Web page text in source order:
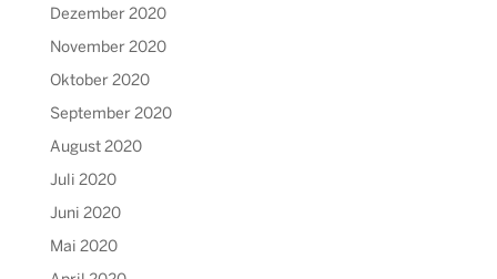
Dezember 2020
November 2020
Oktober 2020
September 2020
August 2020
Juli 2020
Juni 2020
Mai 2020